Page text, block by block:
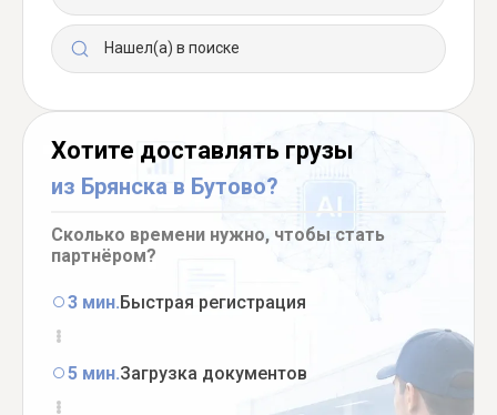
Нашел(а) в поиске
Хотите доставлять грузы
из Брянска в Бутово?
Сколько времени нужно, чтобы стать
партнёром?
3 мин.Быстрая регистрация
5 мин.Загрузка документов